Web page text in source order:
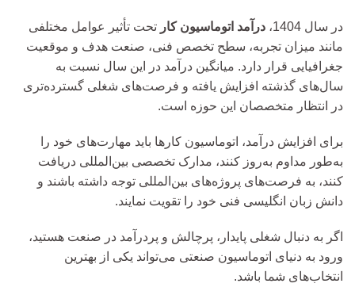
در سال 1404، درآمد اتوماسیون کار تحت تأثیر عوامل مختلفی
مانند میزان تجربه، سطح تخصص فنی، صنعت هدف و موقعیت
جغرافیایی قرار دارد. میانگین درآمد در این سال نسبت به
سال‌های گذشته افزایش یافته و فرصت‌های شغلی گسترده‌تری
در انتظار متخصصان این حوزه است.
برای افزایش درآمد، اتوماسیون کارها باید مهارت‌های خود را
به‌طور مداوم به‌روز کنند، مدارک تخصصی بین‌المللی دریافت
کنند، به فرصت‌های پروژه‌های بین‌المللی توجه داشته باشند و
دانش زبان انگلیسی فنی خود را تقویت نمایند.
اگر به دنبال شغلی پایدار، پرچالش و پردرآمد در صنعت هستید،
ورود به دنیای اتوماسیون صنعتی می‌تواند یکی از بهترین
انتخاب‌های شما باشد.